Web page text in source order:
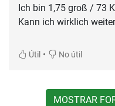
Ich bin 1,75 groß / 73
Kann ich wirklich
Útil • No útil
MOSTRAR